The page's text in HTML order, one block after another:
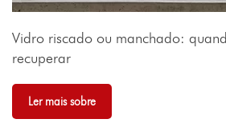
Vidro riscado ou manchado:
recuperar
Ler mais sobre